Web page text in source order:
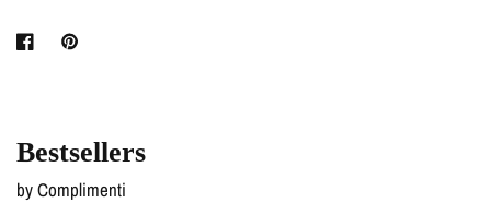
Bestsellers
by Complimenti